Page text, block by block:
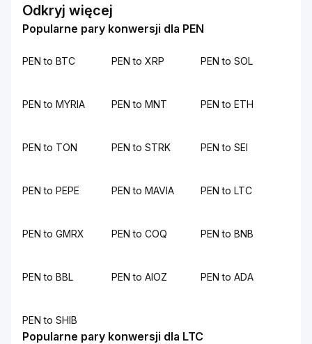
Odkryj więcej
Popularne pary konwersji dla PEN
PEN to BTC PEN to XRP PEN to SOL
PEN to MYRIA PEN to MNT PEN to ETH
PEN to TON PEN to STRK PEN to SEI
PEN to PEPE PEN to MAVIA PEN to LTC
PEN to GMRX PEN to COQ PEN to BNB
PEN to BBL PEN to AIOZ PEN to ADA
PEN to SHIB
Popularne pary konwersji dla LTC